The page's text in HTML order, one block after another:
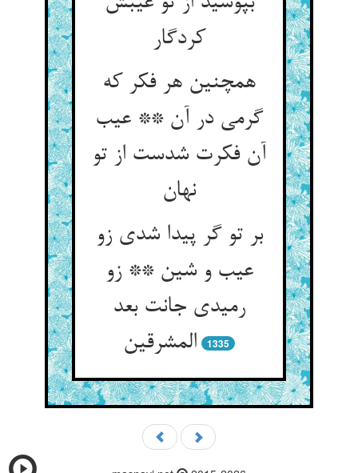
کردگار
همچنین هر فکر که
گرمی در آن ** عیب
آن فکرت شدست از تو
نهان
بر تو گر پیدا شدی زو
عیب و شین ** زو
رمیدی جانت بعد
المشرقین
1335